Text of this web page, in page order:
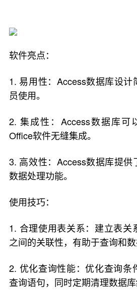
软件亮点：
1. 易用性：Access数据库设计
员使用。
2. 集成性：Access数据库可
Office软件无缝集成。
3. 高效性：Access数据库提供
数据处理功能。
使用技巧：
1. 合理使用表关系：建立表关
之间的关联性，有助于查询和数
2. 优化查询性能：优化查询条
查询语句，同时定期清理数据库